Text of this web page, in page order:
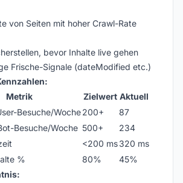
von Seiten mit hoher Crawl-Rate
bevor Inhalte live gehen
Frische-Signale (dateModified etc.)
Metrik
Zielwert Aktuell
Besuche/Woche200+
87
Besuche/Woche 500+
234
<200 ms320 ms
%
80%
45%